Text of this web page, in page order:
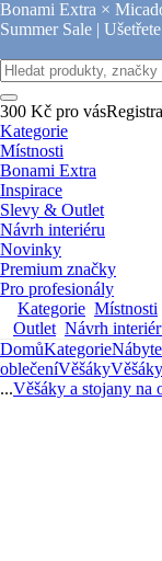
Bonami Extra ×
Summer Sale |
300 Kč pro vás
Kategorie
Místnosti
Bonami Extra
Inspirace
Slevy & Outlet
Návrh interiéru
Novinky
Premium značky
Pro profesionály
Kategorie Místnosti
Outlet Návrh
DomůKategorie
oblečeníVěšákyVěšáky
...Věšáky a stojany na